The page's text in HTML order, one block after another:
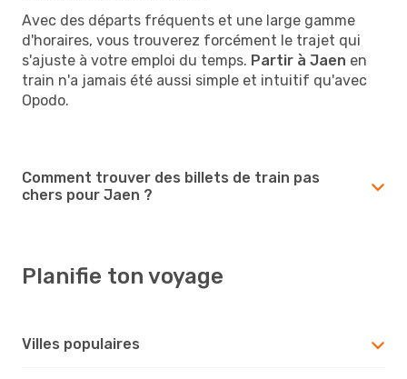
Avec des départs fréquents et une large gamme
d'horaires, vous trouverez forcément le trajet qui
s'ajuste à votre emploi du temps. Partir à Jaen en
train n'a jamais été aussi simple et intuitif qu'avec
Opodo.
Comment trouver des billets de train pas
chers pour Jaen ?
Planifie ton voyage
Villes populaires